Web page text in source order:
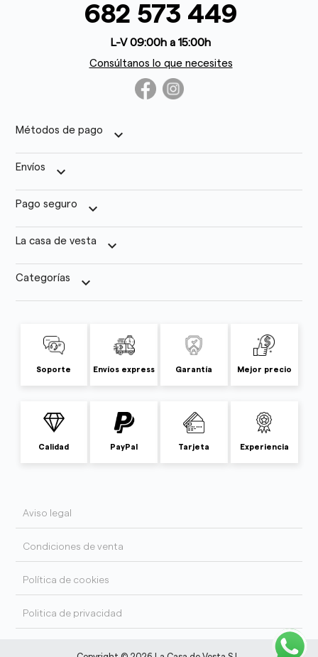
682 573 449
L-V 09:00h a 15:00h
Consúltanos lo que necesites
Métodos de pago keyboard_arrow_down
Envíos keyboard_arrow_down
Pago seguro keyboard_arrow_down
La casa de vesta keyboard_arrow_down
Categorías keyboard_arrow_down
Soporte Envíos express Garantía Mejor precio
Calidad PayPal Tarjeta Experiencia
Aviso legal
Condiciones de venta
Política de cookies
Politica de privacidad